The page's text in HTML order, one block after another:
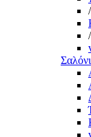
/
/
Σαλόνι